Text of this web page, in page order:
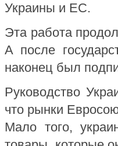
Украины и ЕС.
Эта работа
А после
наконец был
Руководство
что рынки
Мало того,